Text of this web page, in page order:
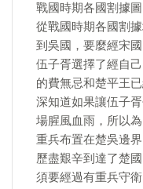
戰國時期各國割據圖
從戰國時期各國割
到吳國，要麼經宋國
伍子胥選擇了經自
的費無忌和楚平王
深知道如果讓伍子
場腥風血雨，所以
重兵布置在楚吳邊界
歷盡艱辛到達了楚
須要經過有重兵守